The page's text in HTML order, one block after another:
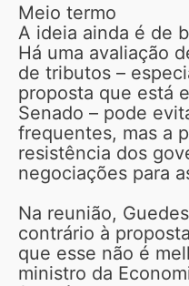
Meio termo
A ideia ainda é de
Há uma avaliação
de tributos –
proposta que está
Senado – pode
frequentes, mas a
resistência dos
negociações para
Na reunião,
contrário à
que esse não é
ministro da